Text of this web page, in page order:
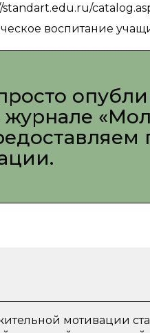
воспитание
журнале
мотивации